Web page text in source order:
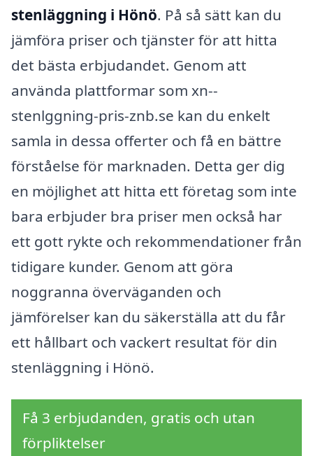
stenläggning i Hönö. På så sätt kan du
jämföra priser och tjänster för att hitta
det bästa erbjudandet. Genom att
använda plattformar som xn--
stenlggning-pris-znb.se kan du enkelt
samla in dessa offerter och få en bättre
förståelse för marknaden. Detta ger dig
en möjlighet att hitta ett företag som inte
bara erbjuder bra priser men också har
ett gott rykte och rekommendationer från
tidigare kunder. Genom att göra
noggranna överväganden och
jämförelser kan du säkerställa att du får
ett hållbart och vackert resultat för din
stenläggning i Hönö.
Få 3 erbjudanden, gratis och utan
förpliktelser